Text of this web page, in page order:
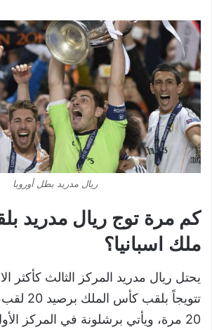
ريال مدريد بطل أوروبا
كم مرة توج ريال مدريد
ملك اسبانيا؟
يحتل ريال مدريد المركز الثالث كأكثر
تتويجاً